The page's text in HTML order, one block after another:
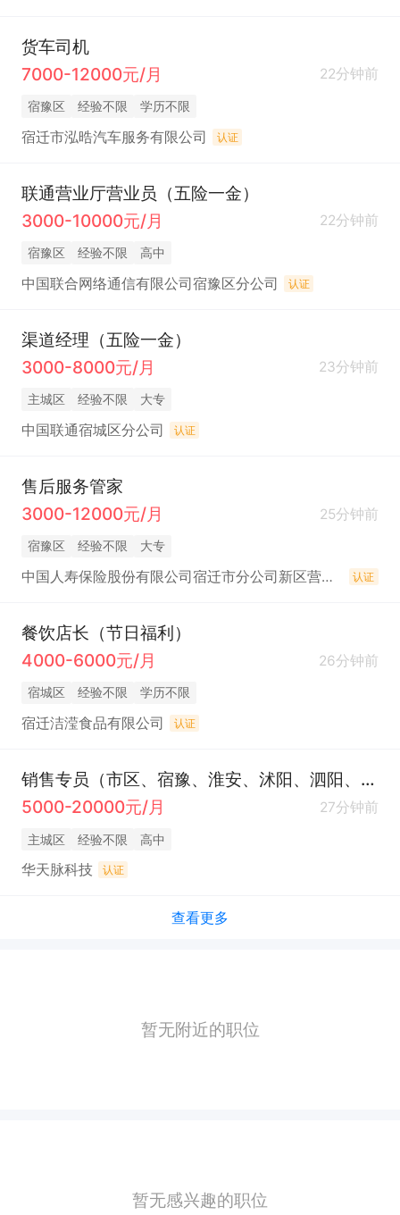
货车司机
7000-12000元/月
22分钟前
宿豫区 经验不限 学历不限
宿迁市泓晧汽车服务有限公司 认证
联通营业厅营业员（五险一金）
3000-10000元/月
22分钟前
宿豫区 经验不限 高中
中国联合网络通信有限公司宿豫区分公司 认证
渠道经理（五险一金）
3000-8000元/月
23分钟前
主城区 经验不限 大专
中国联通宿城区分公司 认证
售后服务管家
3000-12000元/月
25分钟前
宿豫区 经验不限 大专
中国人寿保险股份有限公司宿迁市分公司新区营销服务部 认证
餐饮店长（节日福利）
4000-6000元/月
26分钟前
宿城区 经验不限 学历不限
宿迁洁滢食品有限公司 认证
销售专员（市区、宿豫、淮安、沭阳、泗阳、泗洪）（五险+5000+）
5000-20000元/月
27分钟前
主城区 经验不限 高中
华天脉科技 认证
查看更多
暂无附近的职位
暂无感兴趣的职位